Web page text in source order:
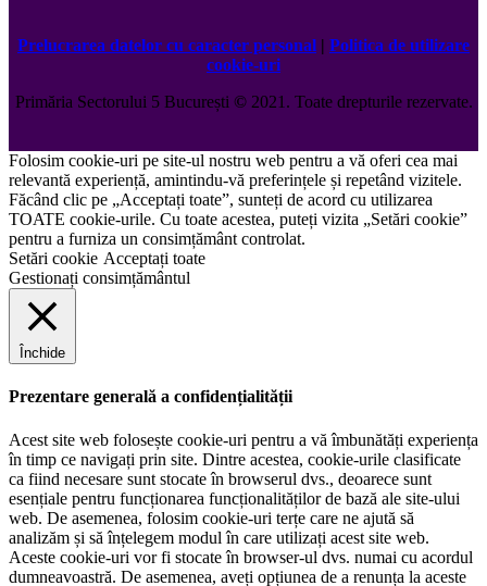
Prelucrarea datelor cu caracter personal | Politica de utilizare
cookie-uri
Primăria Sectorului 5 București ©️2021. Toate drepturile rezervate.
Folosim cookie-uri pe site-ul nostru web pentru a vă oferi cea mai
relevantă experiență, amintindu-vă preferințele și repetând vizitele.
Făcând clic pe „Acceptați toate”, sunteți de acord cu utilizarea
TOATE cookie-urile. Cu toate acestea, puteți vizita „Setări cookie”
pentru a furniza un consimțământ controlat.
Setări cookie Acceptați toate
Gestionați consimțământul
Închide
Prezentare generală a confidențialității
Acest site web folosește cookie-uri pentru a vă îmbunătăți experiența
în timp ce navigați prin site. Dintre acestea, cookie-urile clasificate
ca fiind necesare sunt stocate în browserul dvs., deoarece sunt
esențiale pentru funcționarea funcționalităților de bază ale site-ului
web. De asemenea, folosim cookie-uri terțe care ne ajută să
analizăm și să înțelegem modul în care utilizați acest site web.
Aceste cookie-uri vor fi stocate în browser-ul dvs. numai cu acordul
dumneavoastră. De asemenea, aveți opțiunea de a renunța la aceste